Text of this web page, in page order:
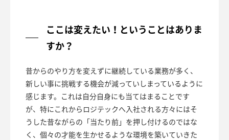
ここは変えたい！ということはありま
すか？
昔からのやり方を変えずに継続している業務が多く、
新しい事に挑戦する機会が減っていしまっているように
感じます。これは自分自身にも当てはまることです
が、特にこれからロジテックへ入社される方々にはそ
うした昔ながらの「当たり前」を押し付けるのではな
く、個々の才能を生かせるような環境を築いていきた